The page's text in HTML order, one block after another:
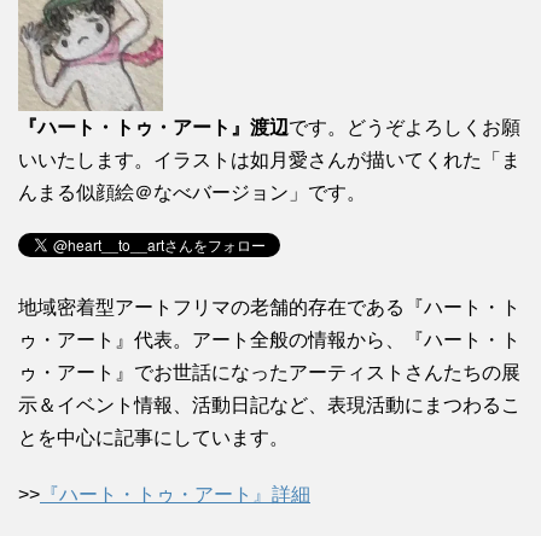
『ハート・トゥ・アート』渡辺です。どうぞよろしくお願
いいたします。イラストは如月愛さんが描いてくれた「ま
んまる似顔絵＠なべバージョン」です。
地域密着型アートフリマの老舗的存在である『ハート・ト
ゥ・アート』代表。アート全般の情報から、『ハート・ト
ゥ・アート』でお世話になったアーティストさんたちの展
示＆イベント情報、活動日記など、表現活動にまつわるこ
とを中心に記事にしています。
>> 『ハート・トゥ・アート』詳細